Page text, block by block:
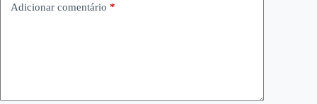
Adicionar comentário *